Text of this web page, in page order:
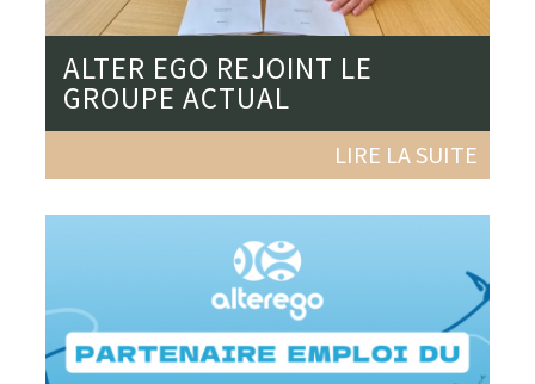
ALTER EGO REJOINT LE
GROUPE ACTUAL
LIRE LA SUITE